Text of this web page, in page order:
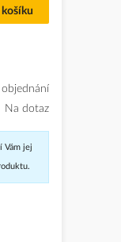
Na dotaz
Vám jej